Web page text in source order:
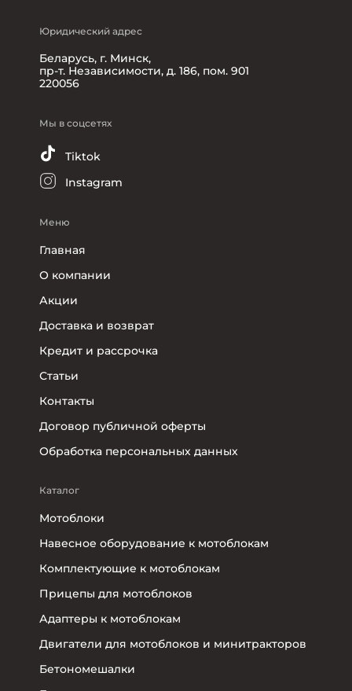
Юридический адрес
Беларусь, г. Минск,
пр-т. Независимости, д. 186, пом. 901
220056
Мы в соцсетях
Tiktok
Instagram
Меню
Главная
О компании
Акции
Доставка и возврат
Кредит и рассрочка
Статьи
Контакты
Договор публичной оферты
Обработка персональных данных
Каталог
Мотоблоки
Навесное оборудование к мотоблокам
Комплектующие к мотоблокам
Прицепы для мотоблоков
Адаптеры к мотоблокам
Двигатели для мотоблоков и минитракторов
Бетономешалки